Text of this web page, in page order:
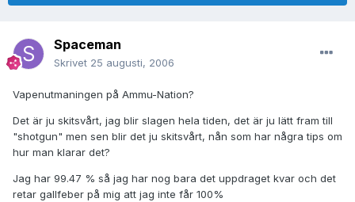
Spaceman
Skrivet 25 augusti, 2006
Vapenutmaningen på Ammu-Nation?
Det är ju skitsvårt, jag blir slagen hela tiden, det är ju lätt fram till
"shotgun" men sen blir det ju skitsvårt, nån som har några tips om
hur man klarar det?
Jag har 99.47 % så jag har nog bara det uppdraget kvar och det
retar gallfeber på mig att jag inte får 100%